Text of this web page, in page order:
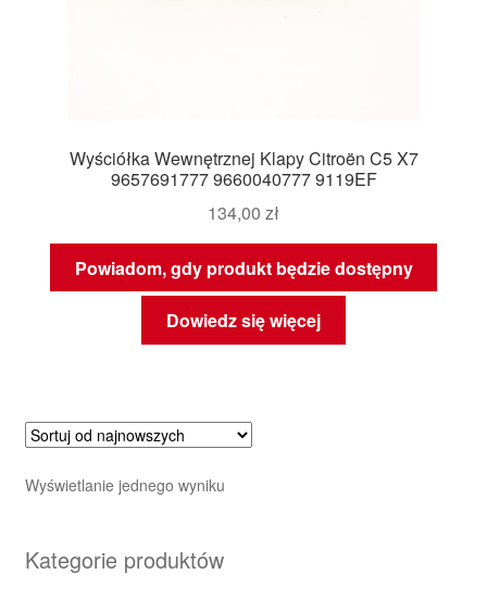
Wyściółka Wewnętrznej Klapy Citroën C5 X7
9657691777 9660040777 9119EF
134,00 zł
Powiadom, gdy produkt będzie dostępny
Dowiedz się więcej
Wyświetlanie jednego wyniku
Kategorie produktów